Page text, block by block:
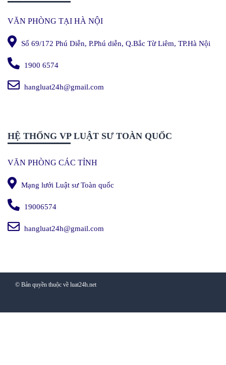
VĂN PHÒNG TẠI HÀ NỘI
Số 69/172 Phú Diễn, P.Phú diễn, Q.Bắc Từ Liêm, TP.Hà Nội
1900 6574
hangluat24h@gmail.com
HỆ THỐNG VP LUẬT SƯ TOÀN QUỐC
VĂN PHÒNG CÁC TỈNH
Mạng lưới Luật sư Toàn quốc
19006574
hangluat24h@gmail.com
© Bản quyền thuộc về luat24h.net